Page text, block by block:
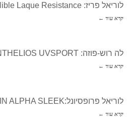
לוריאל פריז: Infallible Laque Resistance
קרא עוד ←
לה רוש-פוזה: ANTHELIOS UVSPORT
קרא עוד ←
לוריאל פרופסיונל:KERATIN ALPHA SLEEK
קרא עוד ←